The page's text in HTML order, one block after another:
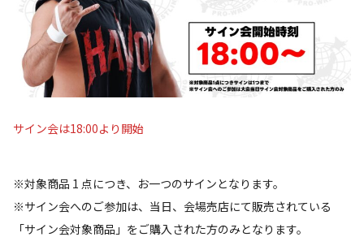
サイン会は18:00より開始
※対象商品 1 点につき、お一つのサインとなります。
※サイン会へのご参加は、当日、会場売店にて販売されている
「サイン会対象商品」をご購入された方のみとなります。